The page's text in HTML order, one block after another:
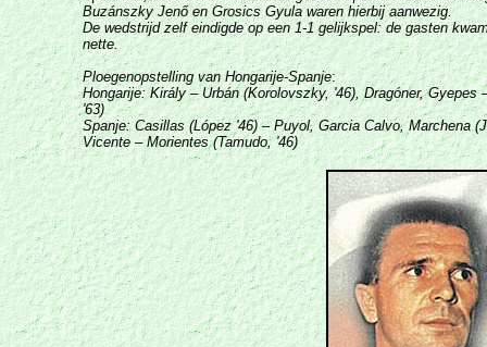
Buzánszky Jenő en Grosics Gyula waren hierbij aanwezig.
De wedstrijd zelf eindigde op een 1-1 gelijkspel: de gasten
nette.
Ploegenopstelling vanHongarije-Spanje:
Hongarije: Király – Urbán (Korolovszky, '46), Dragóner,
'63)
Spanje: Casillas (López '46) – Puyol, Garcia Calvo, Marchena
Vicente – Morientes (Tamudo, '46)